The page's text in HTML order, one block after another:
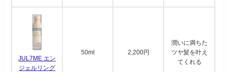
JUL7ME エン
ジェルリング
50ml 2,200円
潤いに満ちた
ツヤ髪を叶え
てくれる